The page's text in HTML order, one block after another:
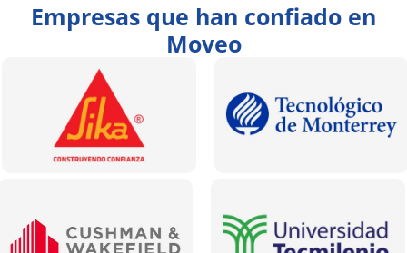
Empresas que han confiado en
Moveo